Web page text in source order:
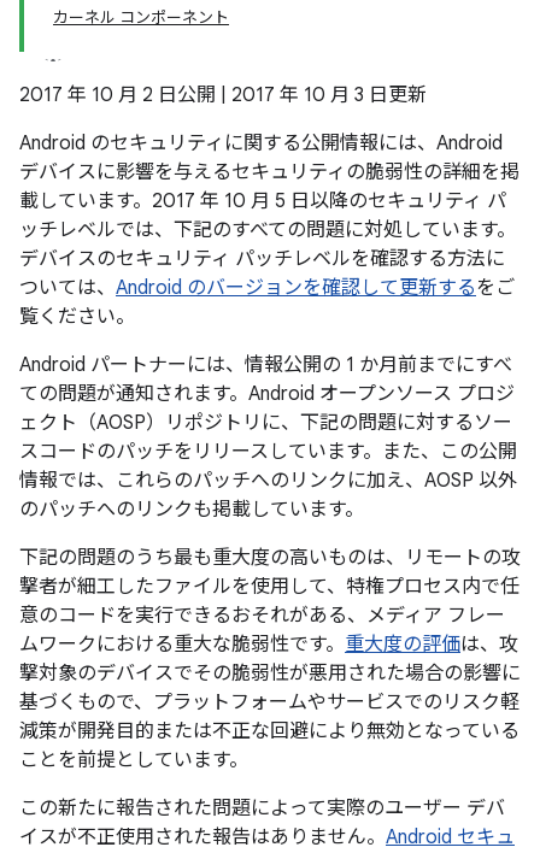
カーネル コンポーネント
2017 年 10 月 2 日公開 | 2017 年 10 月 3 日更新
Android のセキュリティに関する公開情報には、Android
デバイスに影響を与えるセキュリティの脆弱性の詳細を掲
載しています。2017 年 10 月 5 日以降のセキュリティ パ
ッチレベルでは、下記のすべての問題に対処しています。
デバイスのセキュリティ パッチレベルを確認する方法に
ついては、 Android のバージョンを確認して更新するをご
覧ください。
Android パートナーには、情報公開の 1 か月前までにすべ
ての問題が通知されます。Android オープンソース プロジ
ェクト（AOSP）リポジトリに、下記の問題に対するソー
スコードのパッチをリリースしています。また、この公開
情報では、これらのパッチへのリンクに加え、AOSP 以外
のパッチへのリンクも掲載しています。
下記の問題のうち最も重大度の高いものは、リモートの攻
撃者が細工したファイルを使用して、特権プロセス内で任
意のコードを実行できるおそれがある、メディア フレー
ムワークにおける重大な脆弱性です。 重大度の評価は、攻
撃対象のデバイスでその脆弱性が悪用された場合の影響に
基づくもので、プラットフォームやサービスでのリスク軽
減策が開発目的または不正な回避により無効となっている
ことを前提としています。
この新たに報告された問題によって実際のユーザー デバ
イスが不正使用された報告はありません。 Android セキュ